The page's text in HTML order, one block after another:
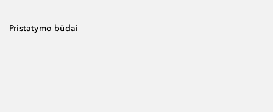
Pristatymo būdai